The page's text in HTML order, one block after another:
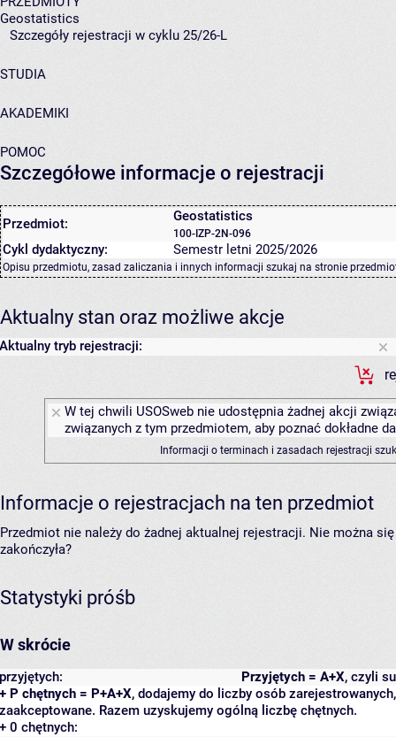
Geostatistics
Szczegóły rejestracji w cyklu 25/26-L
STUDIA
AKADEMIKI
POMOC
Szczegółowe informacje o rejestracji
Przedmiot: Geostatistics
100-IZP-2N-096
Cykl dydaktyczny: Semestr letni 2025/2026
Opisu przedmiotu, zasad zaliczania i innych informacji szukaj na stronie
Aktualny stan oraz możliwe akcje
Aktualny tryb rejestracji:
W tej chwili USOSweb nie udostępnia żadnej akcji
związanych z tym przedmiotem, aby poznać dokładne
Informacji o terminach i zasadach rejestracji
Informacje o rejestracjach na ten przedmiot
Przedmiot nie należy do żadnej aktualnej rejestracji. Nie można
zakończyła?
Statystyki próśb
W skrócie
Przyjętych = A+X, czyli
przyjętych:
+ P chętnych = P+A+X, dodajemy do liczby osób
zaakceptowane. Razem uzyskujemy ogólną liczbę chętnych.
+ 0 chętnych: